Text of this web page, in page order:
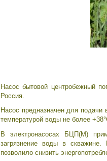
Насос бытовой центробежный
Россия.
Насос предназначен для
температурой воды не более
В электронасосах БЦП(М)
загрязнение воды в скважине.
позволило снизить